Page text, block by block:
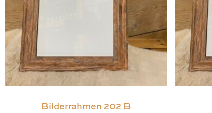
Bilderrahmen 202 B